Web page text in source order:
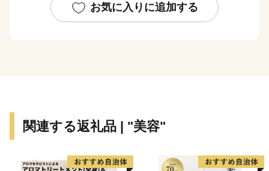
郡上八幡城を戴く水と踊りの城下町、八幡町。
る、明宝。
町。
お気に入りに追加する
関連する返礼品 | "美容"